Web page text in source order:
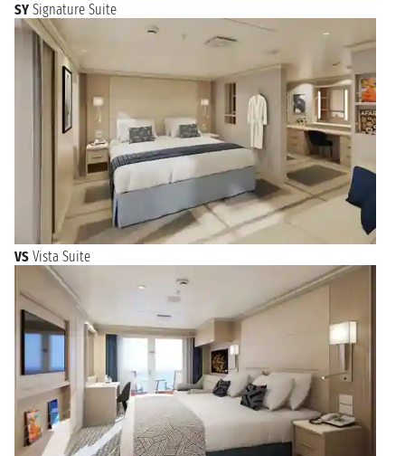
SY Signature Suite
VS Vista Suite